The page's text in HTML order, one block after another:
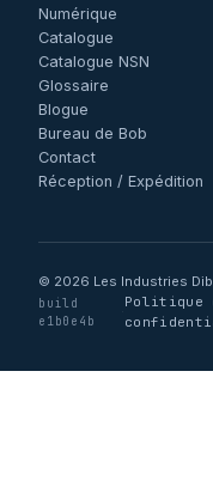
Numérique
Catalogue
Catalogue NSN
Glossaire
Blogue
Bureau de Bob
Contact
Réception / Expédition
© 2026 Les Industries
build
e1b0e4b
Politique